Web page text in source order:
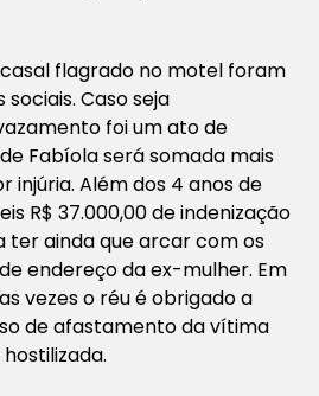
flagrado no motel foram
Caso seja
foi um ato de
Fabíola será somada mais
injúria. Além dos 4 anos de
R$ 37.000,00 de indenização
ter ainda que arcar com os
endereço da ex-mulher. Em
vezes o réu é obrigado a
de afastamento da vítima